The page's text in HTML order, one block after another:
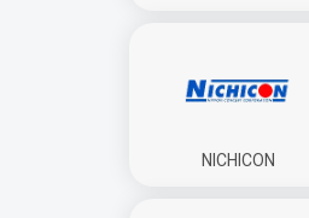
NICHICON